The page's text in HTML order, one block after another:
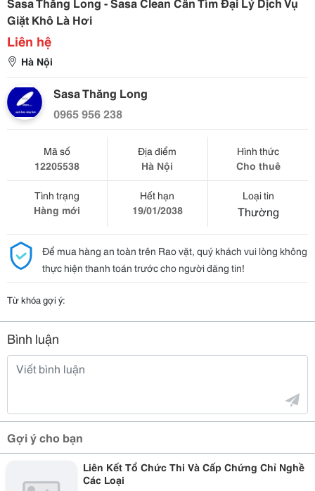
Giặt Khô Là Hơi
Liên hệ
Hà Nội
Sasa Thăng Long
0965 956 238
Mã số
12205538
Địa điểm
Hà Nội
Hình thức
Cho thuê
Tình trạng
Hàng mới
Hết hạn
19/01/2038
Loại tin
Thường
Để mua hàng an toàn trên Rao vặt, quý khách vui lòng không
thực hiện thanh toán trước cho người đăng tin!
Từ khóa gợi ý:
Bình luận
Gợi ý cho bạn
Liên Kết Tổ Chức Thi Và Cấp Chứng Chỉ Nghề
Các Loại